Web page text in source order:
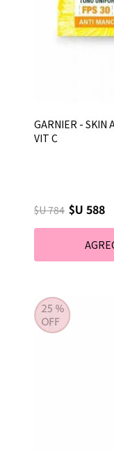
GARNIER - SKIN
VIT C
$U 784 $U 588